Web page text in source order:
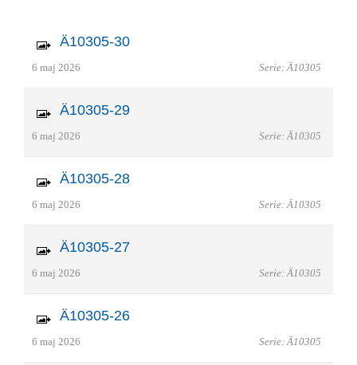
Ä10305-30
6 maj 2026 Serie: Ä10305
Ä10305-29
6 maj 2026 Serie: Ä10305
Ä10305-28
6 maj 2026 Serie: Ä10305
Ä10305-27
6 maj 2026 Serie: Ä10305
Ä10305-26
6 maj 2026 Serie: Ä10305